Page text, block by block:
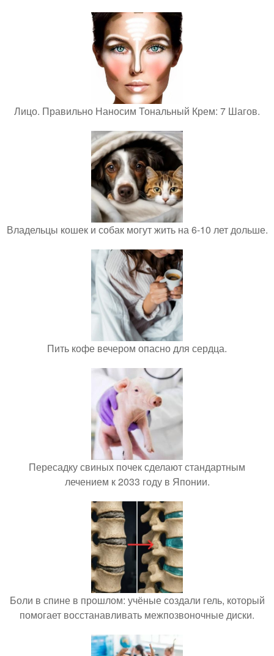
Лицо. Правильно Наносим Тональный Крем: 7 Шагов.
Владельцы кошек и собак могут жить на 6-10 лет дольше.
Пить кофе вечером опасно для сердца.
Пересадку свиных почек сделают стандартным
лечением к 2033 году в Японии.
Боли в спине в прошлом: учёные создали гель, который
помогает восстанавливать межпозвоночные диски.